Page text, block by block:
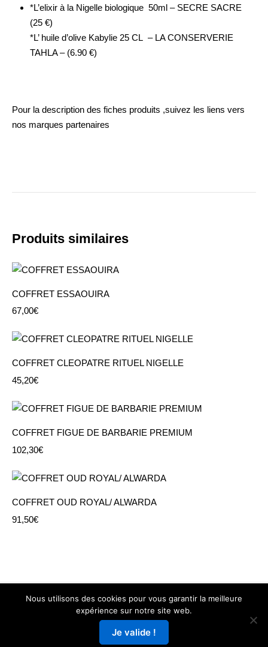
JUSQU'A -70 % DE RÉDUCTION SUR NOS COFFRETS
CADEAUX
Ignorer
*L’elixir à la Nigelle biologique 50ml – SECRE SACRE
(25 €)
*L’ huile d’olive Kabylie 25 CL – LA CONSERVERIE
TAHLA – (6.90 €)
Pour la description des fiches produits ,suivez les liens vers
nos marques partenaires
Produits similaires
COFFRET ESSAOUIRA
67,00€
COFFRET CLEOPATRE RITUEL NIGELLE
45,20€
COFFRET FIGUE DE BARBARIE PREMIUM
102,30€
COFFRET OUD ROYAL/ ALWARDA
91,50€
Copyright © 2026L'Orientale Box—
Suki
Mentions Légales
Nous utilisons des cookies pour vous garantir la meilleure
expérience sur notre site web.
Je valide !